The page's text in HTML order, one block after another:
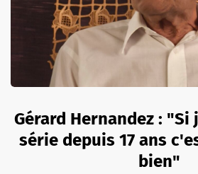
Gérard Hernandez : "Si
série depuis 17 ans
bien"